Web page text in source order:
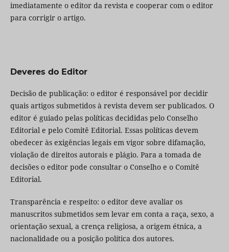
imediatamente o editor da revista e cooperar com o editor
para corrigir o artigo.
Deveres do Editor
Decisão de publicação: o editor é responsável por decidir
quais artigos submetidos à revista devem ser publicados. O
editor é guiado pelas políticas decididas pelo Conselho
Editorial e pelo Comitê Editorial. Essas políticas devem
obedecer às exigências legais em vigor sobre difamação,
violação de direitos autorais e plágio. Para a tomada de
decisões o editor pode consultar o Conselho e o Comitê
Editorial.
Transparência e respeito: o editor deve avaliar os
manuscritos submetidos sem levar em conta a raça, sexo, a
orientação sexual, a crença religiosa, a origem étnica, a
nacionalidade ou a posição política dos autores.